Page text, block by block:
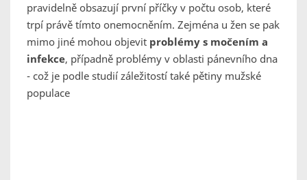
pravidelně obsazují první příčky v počtu osob, které
trpí právě tímto onemocněním. Zejména u žen se pak
mimo jiné mohou objevit problémy s močením a
infekce, případně problémy v oblasti pánevního dna
- což je podle studií záležitostí také pětiny mužské
populace